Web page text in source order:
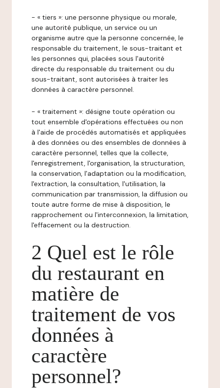
- « tiers »: une personne physique ou morale,
une autorité publique, un service ou un
organisme autre que la personne concernée, le
responsable du traitement, le sous-traitant et
les personnes qui, placées sous l'autorité
directe du responsable du traitement ou du
sous-traitant, sont autorisées à traiter les
données à caractère personnel.
- « traitement »: désigne toute opération ou
tout ensemble d'opérations effectuées ou non
à l'aide de procédés automatisés et appliquées
à des données ou des ensembles de données à
caractère personnel, telles que la collecte,
l'enregistrement, l'organisation, la structuration,
la conservation, l'adaptation ou la modification,
l'extraction, la consultation, l'utilisation, la
communication par transmission, la diffusion ou
toute autre forme de mise à disposition, le
rapprochement ou l'interconnexion, la limitation,
l'effacement ou la destruction.
2 Quel est le rôle
du restaurant en
matière de
traitement de vos
données à
caractère
personnel?